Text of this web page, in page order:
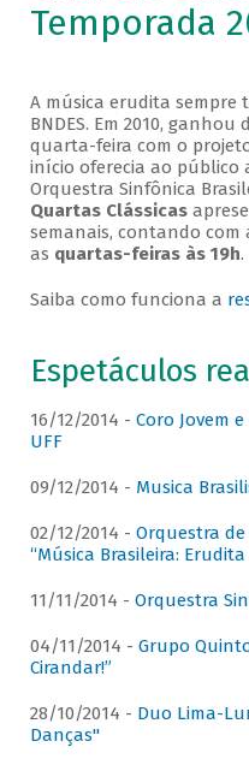
Temporada
A música erudita sempre
BNDES. Em 2010,
quarta-feira com o
início oferecia ao público
Orquestra Sinfônica
Quartas Clássicas
semanais, contando com
as quartas-feiras às 19h.
Saiba como funciona a
Espetáculos
16/12/2014 - Coro Jovem
UFF
09/12/2014 - Musica
02/12/2014 - Orquestra de
“Música Brasileira:
11/11/2014 - Orquestra
04/11/2014 - Grupo
Cirandar!”
28/10/2014 - Duo Lima-
Danças"